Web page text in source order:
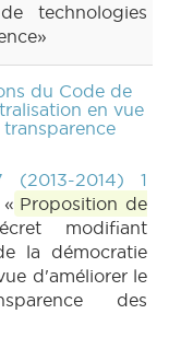
technologies
du Code de
en vue
2014) 1
Proposition de
modifiant
la démocratie
d'améliorer le
des